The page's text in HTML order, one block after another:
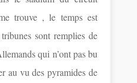
trouve , le temps est
sont remplies de
qui n’ont pas bu
au vu des pyramides de